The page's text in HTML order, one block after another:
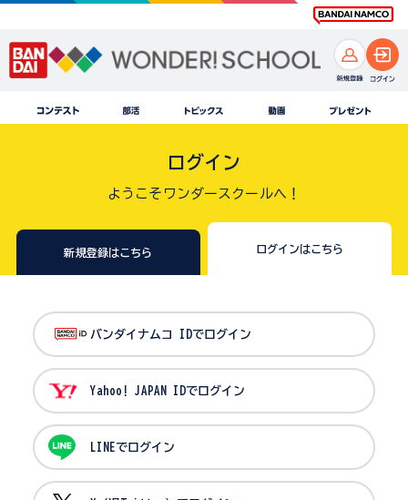
ログイン
ようこそワンダースクールへ！
新規登録はこちら ログインはこちら
バンダイナムコ IDでログイン
Yahoo! JAPAN IDでログイン
LINEでログイン